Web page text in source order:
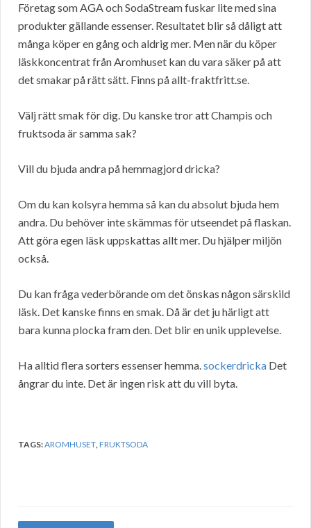
Företag som AGA och SodaStream fuskar lite med sina
produkter gällande essenser. Resultatet blir så dåligt att
många köper en gång och aldrig mer. Men när du köper
läskkoncentrat från Aromhuset kan du vara säker på att
det smakar på rätt sätt. Finns på allt-fraktfritt.se.
Välj rätt smak för dig. Du kanske tror att Champis och
fruktsoda är samma sak?
Vill du bjuda andra på hemmagjord dricka?
Om du kan kolsyra hemma så kan du absolut bjuda hem
andra. Du behöver inte skämmas för utseendet på flaskan.
Att göra egen läsk uppskattas allt mer. Du hjälper miljön
också.
Du kan fråga vederbörande om det önskas någon särskild
läsk. Det kanske finns en smak. Då är det ju härligt att
bara kunna plocka fram den. Det blir en unik upplevelse.
Ha alltid flera sorters essenser hemma.sockerdricka Det
ångrar du inte. Det är ingen risk att du vill byta.
TAGS:AROMHUSET,FRUKTSODA